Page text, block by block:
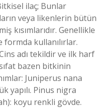
ilaç; Bunlar
veya likenlerin bütün
kısımlarıdır. Genellikle
kullanılırlar.
adı tekildir ve ilk harf
bazen bitkinin
Juniperus nana
yapılı. Pinus nigra
koyu renkli gövde.